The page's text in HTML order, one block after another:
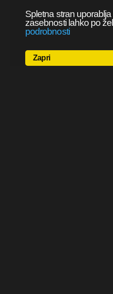
Spletna stran
zasebnosti lahko po
podrobnosti
Zapri